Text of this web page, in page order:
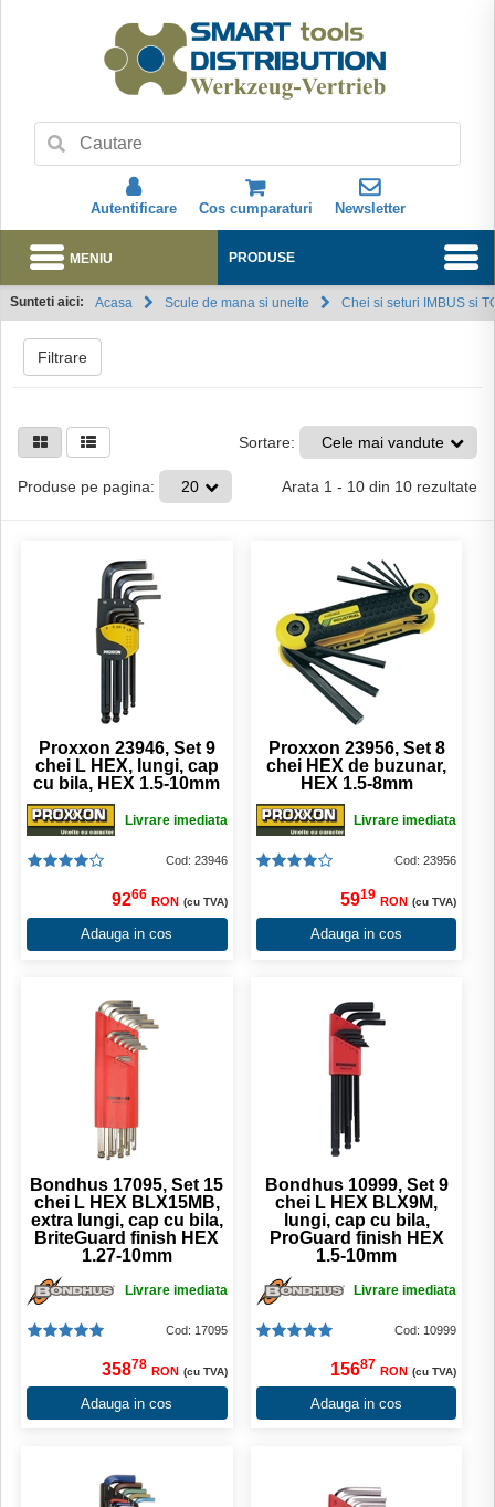
Autentificare Cos cumparaturi Newsletter
Abonare
PRODUSE
MENIU
Sunteti aici: Acasa Chei si seturi IMBUS si
Scule de mana si unelte
Filtrare
Sortare: Cele mai vandute
Produse pe pagina: 20 Arata 1 - 10 din 10 rezultate
Proxxon 23946, Set 9
chei L HEX, lungi, cap
cu bila, HEX 1.5-10mm
Livrare imediata
Cod: 23946
9266 RON (cu TVA)
Adauga in cos
Proxxon 23956, Set 8
chei HEX de buzunar,
HEX 1.5-8mm
Livrare imediata
Cod: 23956
5919 RON (cu TVA)
Adauga in cos
Bondhus 17095, Set 15
chei L HEX BLX15MB,
extra lungi, cap cu bila,
BriteGuard finish HEX
1.27-10mm
Livrare imediata
Cod: 17095
35878 RON (cu TVA)
Adauga in cos
Bondhus 10999, Set 9
chei L HEX BLX9M,
lungi, cap cu bila,
ProGuard finish HEX
1.5-10mm
Livrare imediata
Cod: 10999
15687 RON (cu TVA)
Adauga in cos